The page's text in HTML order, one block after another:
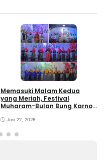
Ragam
Memasuki Malam Kedua
yang Meriah, Festival
Muharam-Bulan Bung Karno
Pemajuan Kebudayaan
Juni 22, 2026